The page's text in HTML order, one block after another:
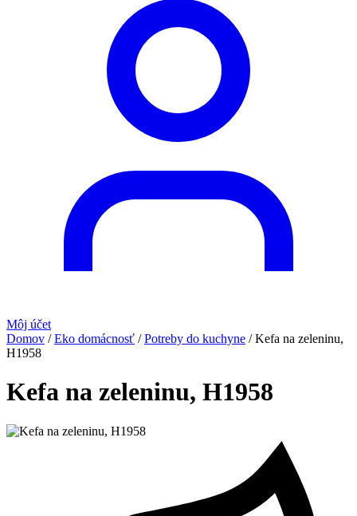
Môj účet
Domov /Eko domácnosť /Potreby do kuchyne /Kefa na zeleninu,
H1958
Kefa na zeleninu, H1958